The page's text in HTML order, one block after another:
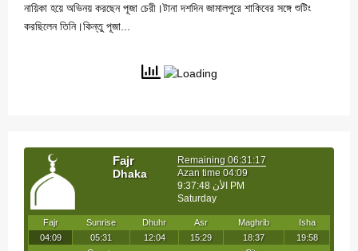
নায়িকা হয়ে অভিনয় করছেন পূজা চেরী।টানা দশদিন জামালপুরে শাকিবের সঙ্গে শুটিং
করছিলেন তিনি।কিন্তু পূজা...